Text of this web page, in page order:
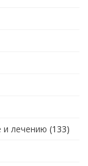
и лечению (133)